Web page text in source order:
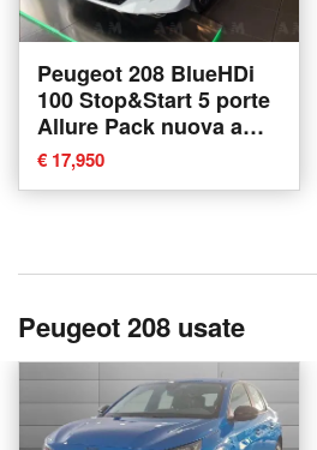
Peugeot 208 BlueHDi
100 Stop&Start 5 porte
Allure Pack nuova a
Villorba
€ 17,950
Peugeot 208 usate